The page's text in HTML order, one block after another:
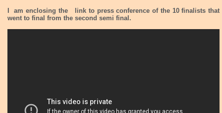
I am enclosing the link to press conference of the 10 finalists that
went to final from the second semi final.